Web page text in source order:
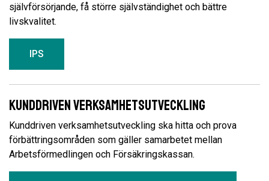
självförsörjande, få större självständighet och bättre
livskvalitet.
IPS
Kunddriven verksamhetsutveckling
Kunddriven verksamhetsutveckling ska hitta och prova
förbättringsområden som gäller samarbetet mellan
Arbetsförmedlingen och Försäkringskassan.